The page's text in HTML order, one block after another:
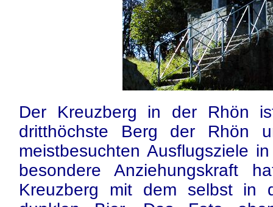
Der Kreuzberg in der Rhön
dritthöchste Berg der Rhön
meistbesuchten Ausflugsziele
besondere Anziehungskraft
Kreuzberg mit dem selbst in